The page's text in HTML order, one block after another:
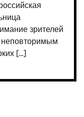
зрителей
[…]